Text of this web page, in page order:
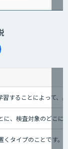
習することによって、
に、検査対象のどこに
くタイプのことです